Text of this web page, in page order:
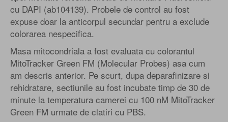
cu DAPI (ab104139). Probele de control au fost
expuse doar la anticorpul secundar pentru a exclude
colorarea nespecifica.
Masa mitocondriala a fost evaluata cu colorantul
MitoTracker Green FM (Molecular Probes) asa cum
am descris anterior. Pe scurt, dupa deparafinizare si
rehidratare, sectiunile au fost incubate timp de 30 de
minute la temperatura camerei cu 100 nM MitoTracker
Green FM urmate de clatiri cu PBS.